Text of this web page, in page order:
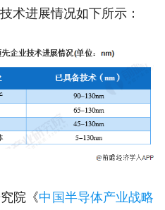
术进展情况如下所示：
院《中国半导体产业战略